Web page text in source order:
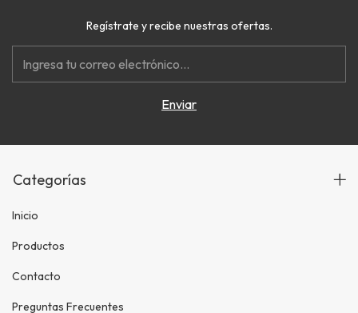
Regístrate y recibe nuestras ofertas.
Categorías
Inicio
Productos
Contacto
Preguntas Frecuentes